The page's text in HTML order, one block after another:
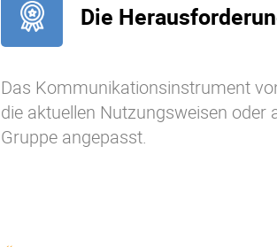
Die
Das Kommunikationsinstrument
die aktuellen Nutzungsweisen oder
Gruppe angepasst.